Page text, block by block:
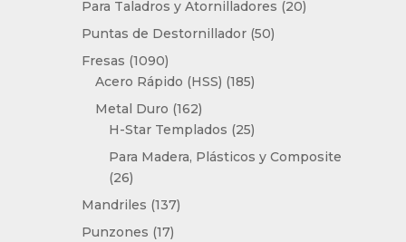
Para Taladros y Atornilladores 2020
Puntas de Destornillador 5050
Fresas 10901090
productos
Acero Rápido (HSS) 185185
Metal Duro 162162
productos
H-Star Templados 2525
productos
Para Madera, Plásticos y Composite
2626
productos
Mandriles 137137
Punzones 1717